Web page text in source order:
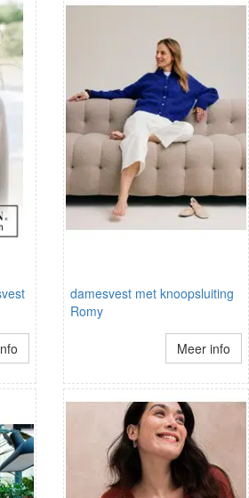
damesvest met knoopsluiting
Romy
Meer info